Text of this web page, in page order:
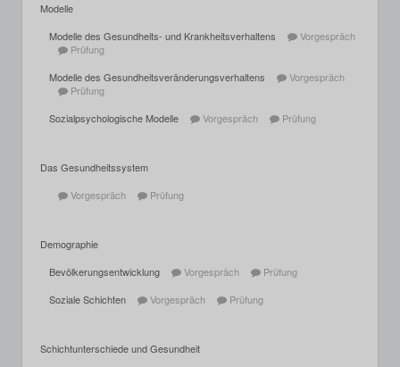
Modelle
Modelle des Gesundheits- und Krankheitsverhaltens
Vorgespräch
Prüfung
Modelle des Gesundheitsveränderungsverhaltens
Vorgespräch
Prüfung
Sozialpsychologische Modelle
Vorgespräch Prüfung
Das Gesundheitssystem
Vorgespräch
Prüfung
Demographie
Bevölkerungsentwicklung
Vorgespräch
Prüfung
Soziale Schichten
Vorgespräch Prüfung
Schichtunterschiede und Gesundheit